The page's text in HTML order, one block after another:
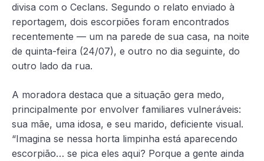
divisa com o Ceclans. Segundo o relato enviado à
reportagem, dois escorpiões foram encontrados
recentemente — um na parede de sua casa, na noite
de quinta-feira (24/07), e outro no dia seguinte, do
outro lado da rua.
A moradora destaca que a situação gera medo,
principalmente por envolver familiares vulneráveis:
sua mãe, uma idosa, e seu marido, deficiente visual.
“Imagina se nessa horta limpinha está aparecendo
escorpião… se pica eles aqui? Porque a gente ainda